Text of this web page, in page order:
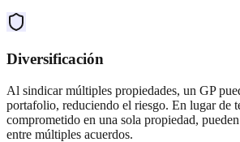
Diversificación
Al sindicar múltiples propiedades, un GP
portafolio, reduciendo el riesgo. En lugar de
comprometido en una sola propiedad,
entre múltiples acuerdos.